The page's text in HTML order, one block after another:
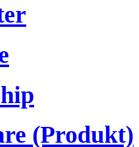
(Produkt)